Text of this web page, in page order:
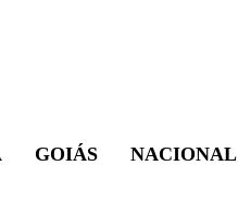
GOIÁS NACIONAL